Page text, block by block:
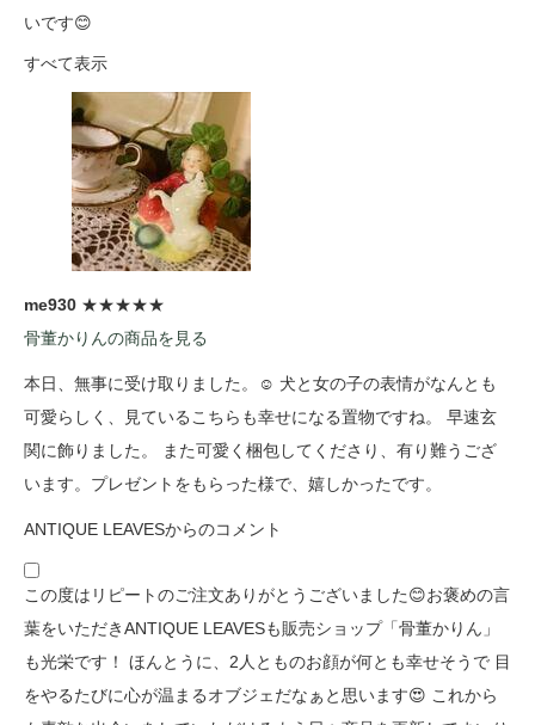
いです😊
すべて表示
me930 ★★★★★
骨董かりんの商品を見る
本日、無事に受け取りました。☺️ 犬と女の子の表情がなんとも
可愛らしく、見ているこちらも幸せになる置物ですね。 早速玄
関に飾りました。 また可愛く梱包してくださり、有り難うござ
います。プレゼントをもらった様で、嬉しかったです。
ANTIQUE LEAVESからのコメント
この度はリピートのご注文ありがとうございました😊お褒めの言
葉をいただきANTIQUE LEAVESも販売ショップ「骨董かりん」
も光栄です！ ほんとうに、2人とものお顔が何とも幸せそうで 目
をやるたびに心が温まるオブジェだなぁと思います😍 これから